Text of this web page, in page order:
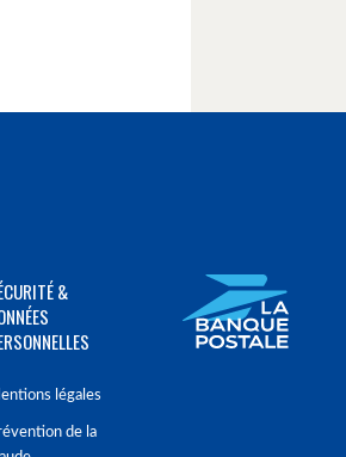
&
légales
de la